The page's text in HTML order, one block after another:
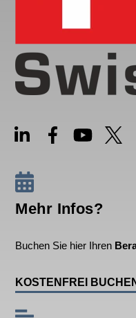
Mehr Infos?
Buchen Sie hier Ihren
KOSTENFREI